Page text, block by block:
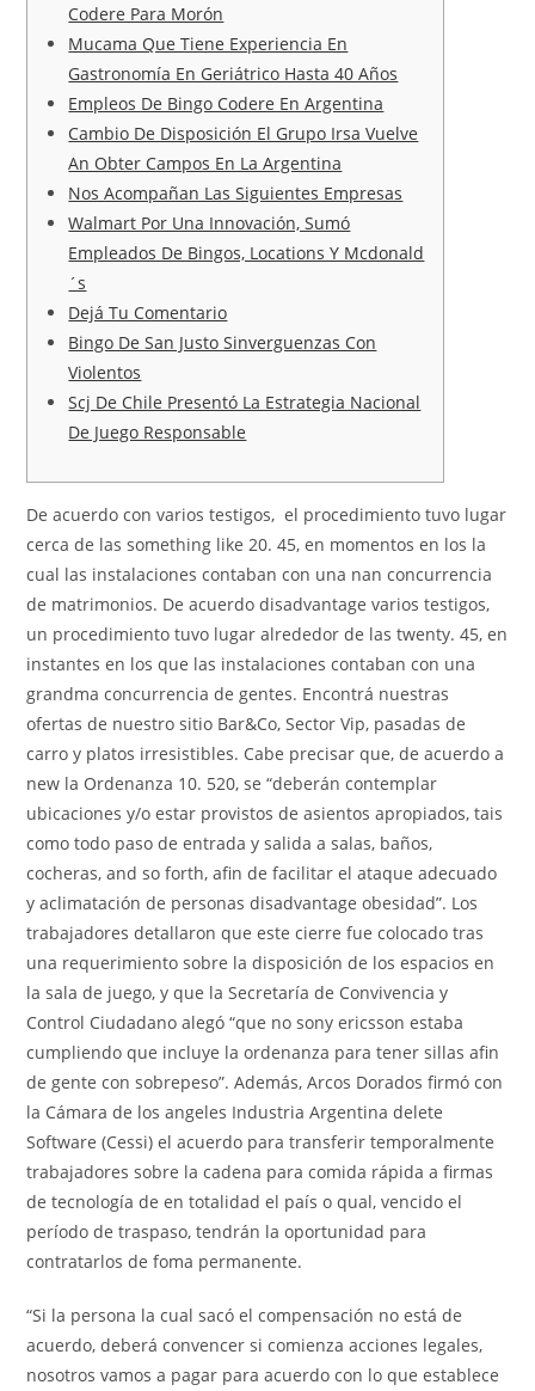
Codere Para Morón
Mucama Que Tiene Experiencia En
Gastronomía En Geriátrico Hasta 40 Años
Empleos De Bingo Codere En Argentina
Cambio De Disposición El Grupo Irsa Vuelve
An Obter Campos En La Argentina
Nos Acompañan Las Siguientes Empresas
Walmart Por Una Innovación, Sumó
Empleados De Bingos, Locations Y Mcdonald
´s
Dejá Tu Comentario
Bingo De San Justo Sinverguenzas Con
Violentos
Scj De Chile Presentó La Estrategia Nacional
De Juego Responsable
De acuerdo con varios testigos, el procedimiento tuvo lugar
cerca de las something like 20. 45, en momentos en los la
cual las instalaciones contaban con una nan concurrencia
de matrimonios. De acuerdo disadvantage varios testigos,
un procedimiento tuvo lugar alrededor de las twenty. 45, en
instantes en los que las instalaciones contaban con una
grandma concurrencia de gentes. Encontrá nuestras
ofertas de nuestro sitio Bar&Co, Sector Vip, pasadas de
carro y platos irresistibles. Cabe precisar que, de acuerdo a
new la Ordenanza 10. 520, se “deberán contemplar
ubicaciones y/o estar provistos de asientos apropiados, tais
como todo paso de entrada y salida a salas, baños,
cocheras, and so forth, afin de facilitar el ataque adecuado
y aclimatación de personas disadvantage obesidad”. Los
trabajadores detallaron que este cierre fue colocado tras
una requerimiento sobre la disposición de los espacios en
la sala de juego, y que la Secretaría de Convivencia y
Control Ciudadano alegó “que no sony ericsson estaba
cumpliendo que incluye la ordenanza para tener sillas afin
de gente con sobrepeso”. Además, Arcos Dorados firmó con
la Cámara de los angeles Industria Argentina delete
Software (Cessi) el acuerdo para transferir temporalmente
trabajadores sobre la cadena para comida rápida a firmas
de tecnología de en totalidad el país o qual, vencido el
período de traspaso, tendrán la oportunidad para
contratarlos de foma permanente.
“Si la persona la cual sacó el compensación no está de
acuerdo, deberá convencer si comienza acciones legales,
nosotros vamos a pagar para acuerdo con lo que establece